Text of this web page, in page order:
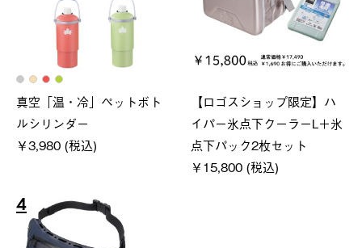
真空「温・冷」ペットボト
ルシリンダー
￥3,980 (税込)
【ロゴスショップ限定】ハ
イパー氷点下クーラーL＋氷
点下パック2枚セット
￥15,800 (税込)
4